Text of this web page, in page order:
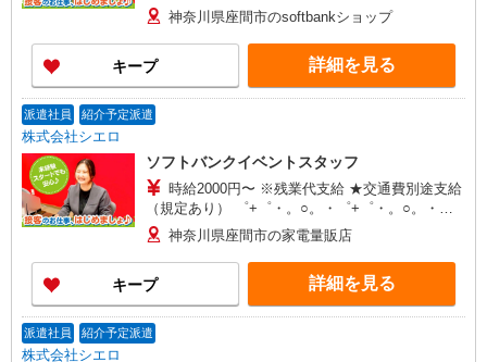
+゜ 入社祝い金10万円支給(規定有) お友達を紹介
頂くと, インセンティブ支給(規定有) ★月2回払
い・週払い可能（規程有）★ ゜・。○。・゜
+゜・。○。・゜+゜
神奈川県座間市のsoftbankショップ
キープ 詳細を見る
派遣社員 紹介予定派遣
株式会社シエロ
ソフトバンクイベントスタッフ
時給2000円〜 ※残業代支給 ★交通費別途支給
（規定あり） ゜+゜・。○。・゜+゜・。○。・゜
+゜ 入社祝い金10万円支給(規定有) お友達を紹介
頂くと, インセンティブ支給(規定有) ★月2回払
い・週払い可能（規程有）★ ゜・。○。・゜
+゜・。○。・゜+゜
神奈川県座間市の家電量販店
キープ 詳細を見る
派遣社員 紹介予定派遣
株式会社シエロ